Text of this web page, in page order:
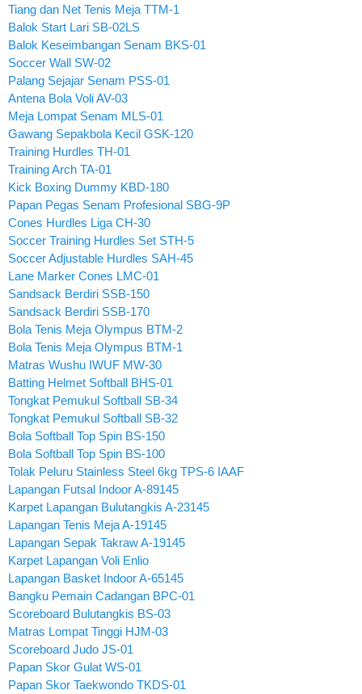
Tiang dan Net Tenis Meja TTM-1
Balok Start Lari SB-02LS
Balok Keseimbangan Senam BKS-01
Soccer Wall SW-02
Palang Sejajar Senam PSS-01
Antena Bola Voli AV-03
Meja Lompat Senam MLS-01
Gawang Sepakbola Kecil GSK-120
Training Hurdles TH-01
Training Arch TA-01
Kick Boxing Dummy KBD-180
Papan Pegas Senam Profesional SBG-9P
Cones Hurdles Liga CH-30
Soccer Training Hurdles Set STH-5
Soccer Adjustable Hurdles SAH-45
Lane Marker Cones LMC-01
Sandsack Berdiri SSB-150
Sandsack Berdiri SSB-170
Bola Tenis Meja Olympus BTM-2
Bola Tenis Meja Olympus BTM-1
Matras Wushu IWUF MW-30
Batting Helmet Softball BHS-01
Tongkat Pemukul Softball SB-34
Tongkat Pemukul Softball SB-32
Bola Softball Top Spin BS-150
Bola Softball Top Spin BS-100
Tolak Peluru Stainless Steel 6kg TPS-6 IAAF
Lapangan Futsal Indoor A-89145
Karpet Lapangan Bulutangkis A-23145
Lapangan Tenis Meja A-19145
Lapangan Sepak Takraw A-19145
Karpet Lapangan Voli Enlio
Lapangan Basket Indoor A-65145
Bangku Pemain Cadangan BPC-01
Scoreboard Bulutangkis BS-03
Matras Lompat Tinggi HJM-03
Scoreboard Judo JS-01
Papan Skor Gulat WS-01
Papan Skor Taekwondo TKDS-01